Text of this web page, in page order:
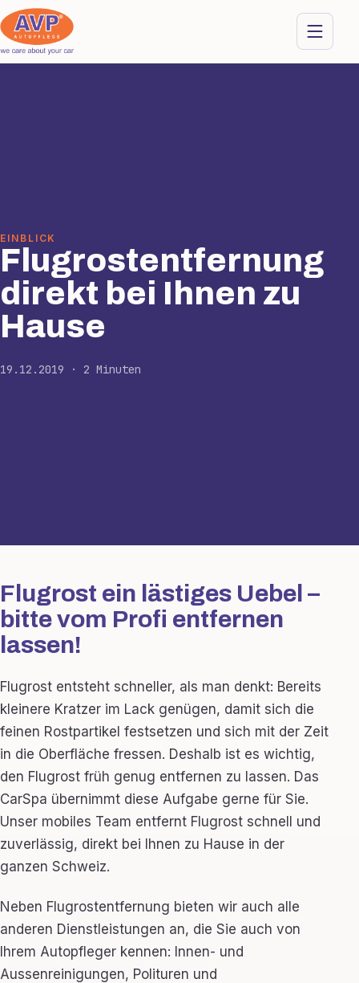
EINBLICK
Flugrostentfernung
direkt bei Ihnen zu
Hause
19.12.2019 · 2 Minuten
Flugrost ein lästiges Uebel –
bitte vom Profi entfernen
lassen!
Flugrost entsteht schneller, als man denkt: Bereits
kleinere Kratzer im Lack genügen, damit sich die
feinen Rostpartikel festsetzen und sich mit der Zeit
in die Oberfläche fressen. Deshalb ist es wichtig,
den Flugrost früh genug entfernen zu lassen. Das
CarSpa übernimmt diese Aufgabe gerne für Sie.
Unser mobiles Team entfernt Flugrost schnell und
zuverlässig, direkt bei Ihnen zu Hause in der
ganzen Schweiz.
Neben Flugrostentfernung bieten wir auch alle
anderen Dienstleistungen an, die Sie auch von
Ihrem Autopfleger kennen: Innen- und
Aussenreinigungen, Polituren und